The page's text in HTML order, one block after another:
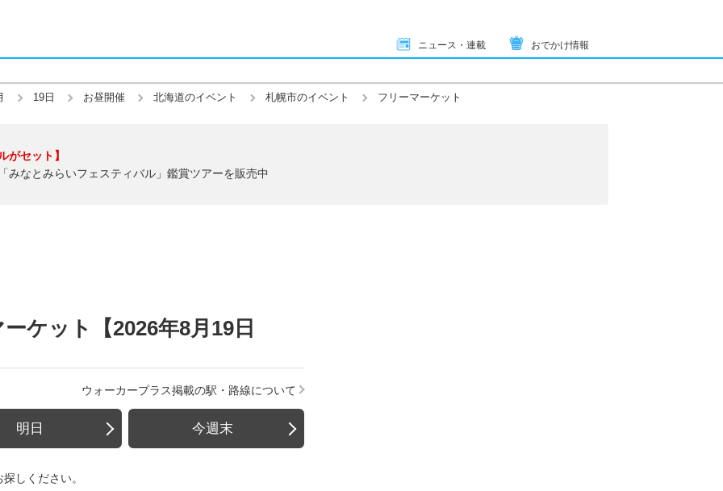
ニュース・連載 おでかけ情報
19日 お昼開催 北海道のイベント 札幌市のイベント フリーマーケット
がセット】
みなとみらいフェスティバル」鑑賞ツアーを販売中
ケット【2026年8月19日
ウォーカープラス掲載の駅・路線について
明日 今週末
しください。